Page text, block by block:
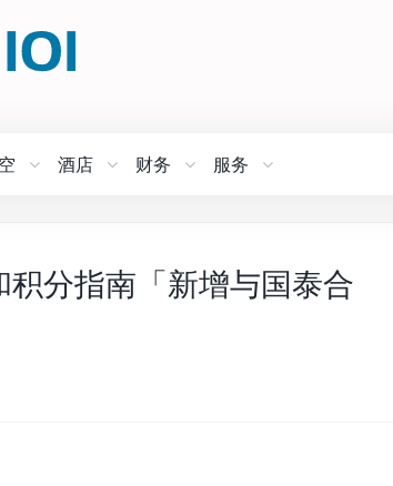
酒店 财务 服务
分指南「新增与国泰合